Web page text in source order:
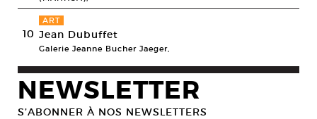
10
ART
Jean Dubuffet
Galerie Jeanne Bucher Jaeger,
NEWSLETTER
S’ABONNER À NOS NEWSLETTERS